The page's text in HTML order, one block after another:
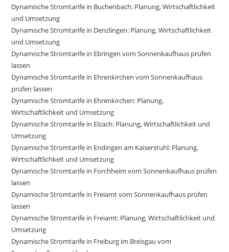
Dynamische Stromtarife in Buchenbach: Planung, Wirtschaftlichkeit
und Umsetzung
Dynamische Stromtarife in Denzlingen: Planung, Wirtschaftlichkeit
und Umsetzung
Dynamische Stromtarife in Ebringen vom Sonnenkaufhaus prüfen
lassen
Dynamische Stromtarife in Ehrenkirchen vom Sonnenkaufhaus
prüfen lassen
Dynamische Stromtarife in Ehrenkirchen: Planung,
Wirtschaftlichkeit und Umsetzung
Dynamische Stromtarife in Elzach: Planung, Wirtschaftlichkeit und
Umsetzung
Dynamische Stromtarife in Endingen am Kaiserstuhl: Planung,
Wirtschaftlichkeit und Umsetzung
Dynamische Stromtarife in Forchheim vom Sonnenkaufhaus prüfen
lassen
Dynamische Stromtarife in Freiamt vom Sonnenkaufhaus prüfen
lassen
Dynamische Stromtarife in Freiamt: Planung, Wirtschaftlichkeit und
Umsetzung
Dynamische Stromtarife in Freiburg im Breisgau vom